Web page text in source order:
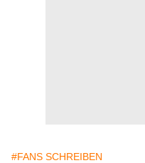
#FANS SCHREIBEN